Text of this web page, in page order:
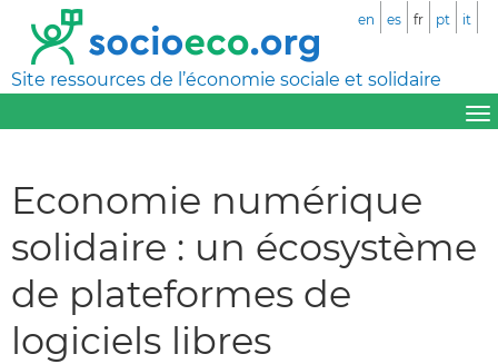
Site ressources de l’économie sociale et solidaire
en es fr pt it
Economie numérique
solidaire : un écosystème
de plateformes de
logiciels libres